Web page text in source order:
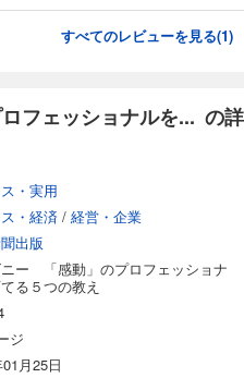
すべてのレビューを見る(1)
フェッショナルを... の詳
・実用
・経済 / 経営・企業
出版
ー 「感動」のプロフェッショナ
る５つの教え
ジ
月25日